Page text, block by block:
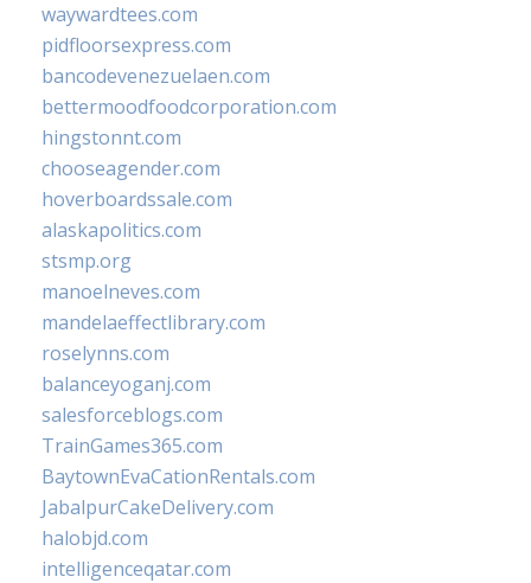
waywardtees.com
pidfloorsexpress.com
bancodevenezuelaen.com
bettermoodfoodcorporation.com
hingstonnt.com
chooseagender.com
hoverboardssale.com
alaskapolitics.com
stsmp.org
manoelneves.com
mandelaeffectlibrary.com
roselynns.com
balanceyoganj.com
salesforceblogs.com
TrainGames365.com
BaytownEvaCationRentals.com
JabalpurCakeDelivery.com
halobjd.com
intelligenceqatar.com